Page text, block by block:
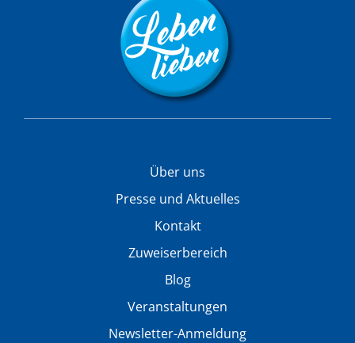
Über uns
Presse und Aktuelles
Kontakt
Zuweiserbereich
Blog
Veranstaltungen
Newsletter-Anmeldung